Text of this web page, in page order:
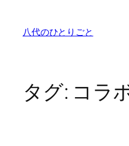
八代のひとりごと
タグ: コラ